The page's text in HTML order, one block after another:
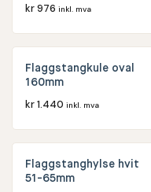
kr976 inkl. mva
Flaggstangkule oval
160mm
kr1.440 inkl. mva
Flaggstanghylse hvit
51-65mm